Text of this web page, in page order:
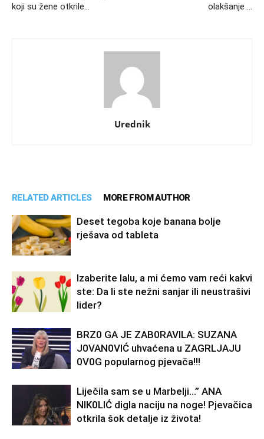
koji su žene otkrile…
olakšanje …
Urednik
RELATED ARTICLES MORE FROM AUTHOR
Deset tegoba koje banana bolje
rješava od tableta
Izaberite lalu, a mi ćemo vam reći kakvi
ste: Da li ste nežni sanjar ili neustrašivi
lider?
BRZ0 GA JE ZAB0RAVlLA: SUZANA
J0VAN0VIĆ uhvaćena u ZAGRLJAJU
0V0G popularnog pjevača!!!
Liječila sam se u Marbelji…” ANA
NlK0LlĆ digla naciju na noge! Pjevačica
otkrila šok detalje iz života!